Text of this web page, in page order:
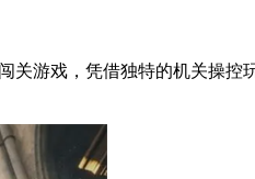
关游戏，凭借独特的机关操